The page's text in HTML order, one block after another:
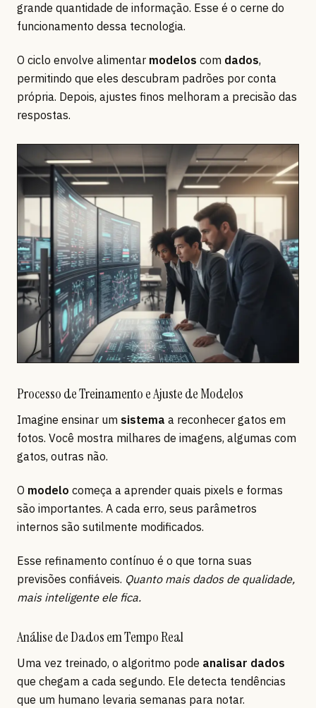
grande quantidade de informação. Esse é o cerne do
funcionamento dessa tecnologia.
O ciclo envolve alimentar modelos com dados,
permitindo que eles descubram padrões por conta
própria. Depois, ajustes finos melhoram a precisão das
respostas.
Processo de Treinamento e Ajuste de Modelos
Imagine ensinar um sistema a reconhecer gatos em
fotos. Você mostra milhares de imagens, algumas com
gatos, outras não.
O modelo começa a aprender quais pixels e formas
são importantes. A cada erro, seus parâmetros
internos são sutilmente modificados.
Esse refinamento contínuo é o que torna suas
previsões confiáveis. Quanto mais dados de qualidade,
mais inteligente ele fica.
Análise de Dados em Tempo Real
Uma vez treinado, o algoritmo pode analisar dados
que chegam a cada segundo. Ele detecta tendências
que um humano levaria semanas para notar.